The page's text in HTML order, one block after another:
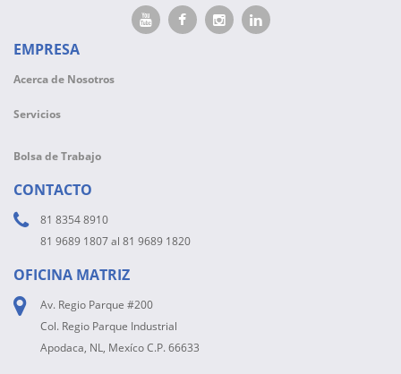
EMPRESA
Acerca de Nosotros
Servicios
Bolsa de Trabajo
CONTACTO
81 8354 8910
81 9689 1807 al 81 9689 1820
OFICINA MATRIZ
Av. Regio Parque #200
Col. Regio Parque Industrial
Apodaca, NL, Mexíco C.P. 66633